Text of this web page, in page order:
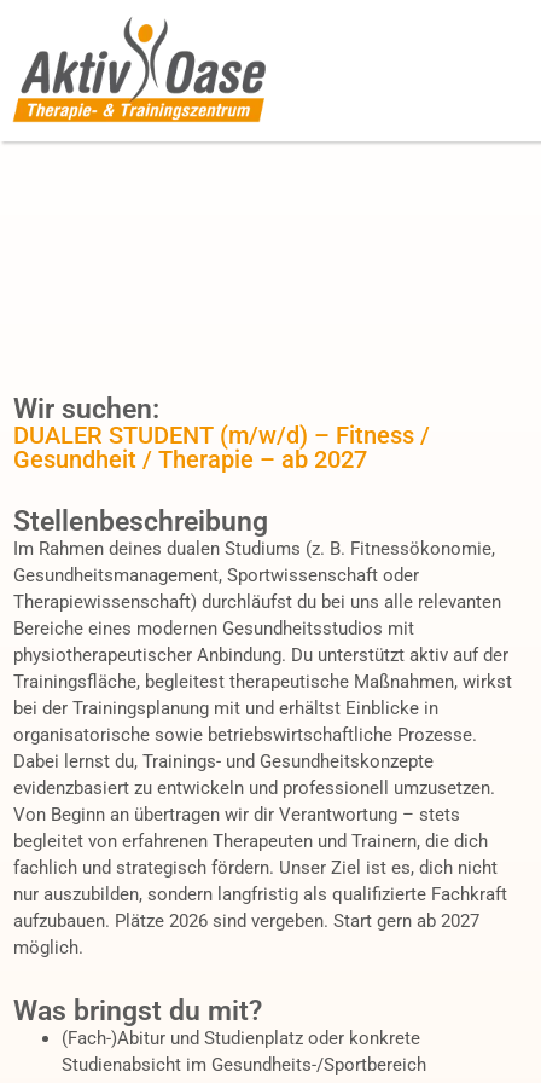
Wir suchen:
DUALER STUDENT (m/w/d) – Fitness /
Gesundheit / Therapie – ab 2027
Stellenbeschreibung
Im Rahmen deines dualen Studiums (z. B. Fitnessökonomie,
Gesundheitsmanagement, Sportwissenschaft oder
Therapiewissenschaft) durchläufst du bei uns alle relevanten
Bereiche eines modernen Gesundheitsstudios mit
physiotherapeutischer Anbindung. Du unterstützt aktiv auf der
Trainingsfläche, begleitest therapeutische Maßnahmen, wirkst
bei der Trainingsplanung mit und erhältst Einblicke in
organisatorische sowie betriebswirtschaftliche Prozesse.
Dabei lernst du, Trainings- und Gesundheitskonzepte
evidenzbasiert zu entwickeln und professionell umzusetzen.
Von Beginn an übertragen wir dir Verantwortung – stets
begleitet von erfahrenen Therapeuten und Trainern, die dich
fachlich und strategisch fördern. Unser Ziel ist es, dich nicht
nur auszubilden, sondern langfristig als qualifizierte Fachkraft
aufzubauen. Plätze 2026 sind vergeben. Start gern ab 2027
möglich.
Was bringst du mit?
(Fach-)Abitur und Studienplatz oder konkrete
Studienabsicht im Gesundheits-/Sportbereich